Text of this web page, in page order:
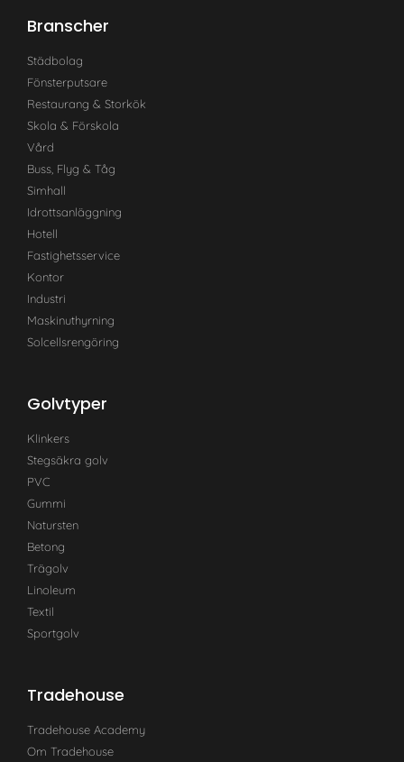
Branscher
Städbolag
Fönsterputsare
Restaurang & Storkök
Skola & Förskola
Vård
Buss, Flyg & Tåg
Simhall
Idrottsanläggning
Hotell
Fastighetsservice
Kontor
Industri
Maskinuthyrning
Solcellsrengöring
Golvtyper
Klinkers
Stegsäkra golv
PVC
Gummi
Natursten
Betong
Trägolv
Linoleum
Textil
Sportgolv
Tradehouse
Tradehouse Academy
Om Tradehouse